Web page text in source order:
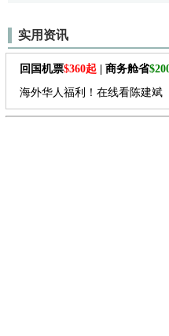
实用资讯
回国机票$360起 | 商务舱省
海外华人福利！在线看陈建斌